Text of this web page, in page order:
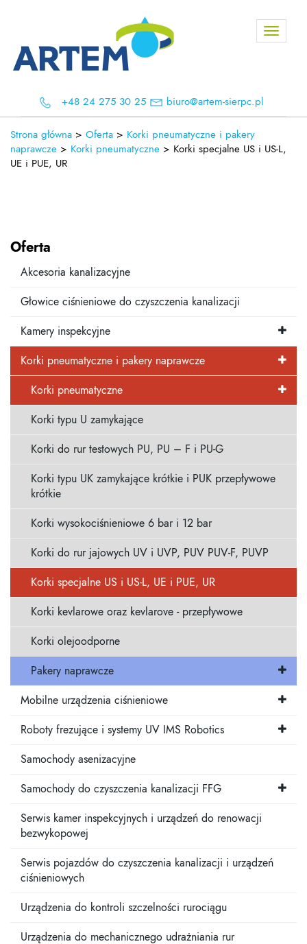
Toggle
+48 24 275 30 25 biuro@artem-sierpc.pl
Strona główna > Oferta > Korki pneumatyczne i pakery
naprawcze > Korki pneumatyczne > Korki specjalne US i US-L,
UE i PUE, UR
Oferta
Akcesoria kanalizacyjne
Głowice ciśnieniowe do czyszczenia kanalizacji
Kamery inspekcyjne
Korki pneumatyczne i pakery naprawcze
Korki pneumatyczne
Korki typu U zamykające
Korki do rur testowych PU, PU – F i PU-G
Korki typu UK zamykające krótkie i PUK przepływowe
krótkie
Korki wysokociśnieniowe 6 bar i 12 bar
Korki do rur jajowych UV i UVP, PUV PUV-F, PUVP
Korki specjalne US i US-L, UE i PUE, UR
Korki kevlarowe oraz kevlarove - przepływowe
Korki olejoodporne
Pakery naprawcze
Mobilne urządzenia ciśnieniowe
Roboty frezujące i systemy UV IMS Robotics
Samochody asenizacyjne
Samochody do czyszczenia kanalizacji FFG
Serwis kamer inspekcyjnych i urządzeń do renowacji
bezwykopowej
Serwis pojazdów do czyszczenia kanalizacji i urządzeń
ciśnieniowych
Urządzenia do kontroli szczelności rurociągu
Urządzenia do mechanicznego udrażniania rur